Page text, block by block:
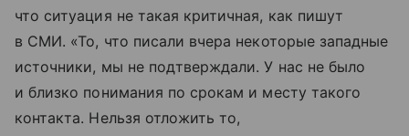
что ситуация не такая критичная, как пишут
в СМИ. «То, что писали вчера некоторые западные
источники, мы не подтверждали. У нас не было
и близко понимания по срокам и месту такого
контакта. Нельзя отложить то,